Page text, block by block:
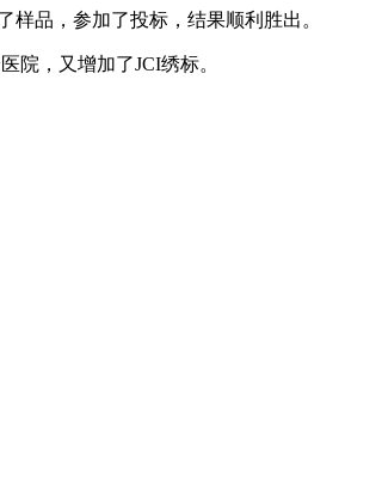
品，参加了投标，结果顺利胜出。
院，又增加了JCI绣标。